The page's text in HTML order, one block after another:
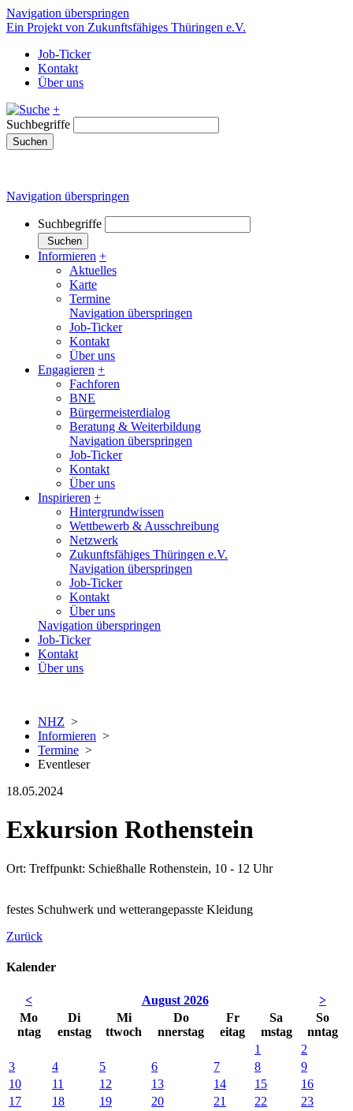
Navigation überspringen
Ein Projekt von Zukunftsfähiges Thüringen e.V.
Job-Ticker
Kontakt
Über uns
+
Suchbegriffe
Suchen
Navigation überspringen
Suchbegriffe
Suchen
Informieren +
Aktuelles
Karte
Termine
Navigation überspringen
Job-Ticker
Kontakt
Über uns
Engagieren +
Fachforen
BNE
Bürgermeisterdialog
Beratung & Weiterbildung
Navigation überspringen
Job-Ticker
Kontakt
Über uns
Inspirieren +
Hintergrundwissen
Wettbewerb & Ausschreibung
Netzwerk
Zukunftsfähiges Thüringen e.V.
Navigation überspringen
Job-Ticker
Kontakt
Über uns
Navigation überspringen
Job-Ticker
Kontakt
Über uns
NHZ >
Informieren >
Termine >
Eventleser
18.05.2024
Exkursion Rothenstein
Ort: Treffpunkt: Schießhalle Rothenstein, 10 - 12 Uhr
festes Schuhwerk und wetterangepasste Kleidung
Zurück
Kalender
< August 2026
>
Mo
ntag
Di
enstag
Mi
ttwoch
Do
nnerstag
Fr
eitag
Sa
mstag
So
nntag
1
2
3
4 5 6 7 8
9
10
11 12 13 14 15
16
17
18 19 20 21 22
23